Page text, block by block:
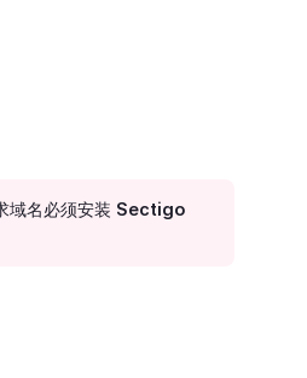
域名必须安装 Sectigo